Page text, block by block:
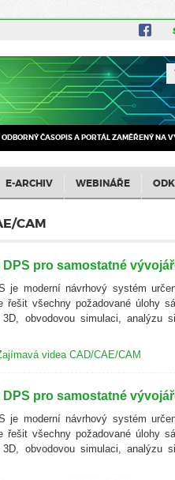
ODBORNÝ ČASOPIS A PORTÁL ZAMĚŘENÝ NA
E-ARCHIV WEBINÁŘE
CAM
pro samostatné
je moderní návrhový systém
řešit všechny požadované úlohy
obvodovou simulaci, analýzu
videa CAD/CAE/CAM
pro samostatné
je moderní návrhový systém
řešit všechny požadované úlohy
obvodovou simulaci, analýzu